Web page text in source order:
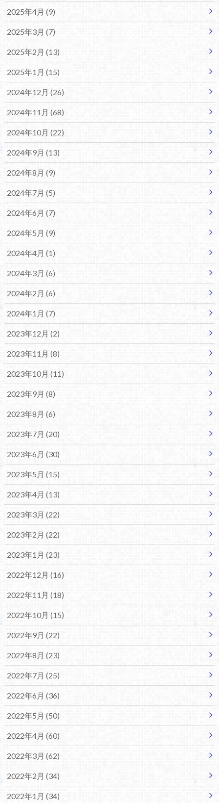
2025年4月 (9)
2025年3月 (7)
2025年2月 (13)
2025年1月 (15)
2024年12月 (26)
2024年11月 (68)
2024年10月 (22)
2024年9月 (13)
2024年8月 (9)
2024年7月 (5)
2024年6月 (7)
2024年5月 (9)
2024年4月 (1)
2024年3月 (6)
2024年2月 (6)
2024年1月 (7)
2023年12月 (2)
2023年11月 (8)
2023年10月 (11)
2023年9月 (8)
2023年8月 (6)
2023年7月 (20)
2023年6月 (30)
2023年5月 (15)
2023年4月 (13)
2023年3月 (22)
2023年2月 (22)
2023年1月 (23)
2022年12月 (16)
2022年11月 (18)
2022年10月 (15)
2022年9月 (22)
2022年8月 (23)
2022年7月 (25)
2022年6月 (36)
2022年5月 (50)
2022年4月 (60)
2022年3月 (62)
2022年2月 (34)
2022年1月 (34)